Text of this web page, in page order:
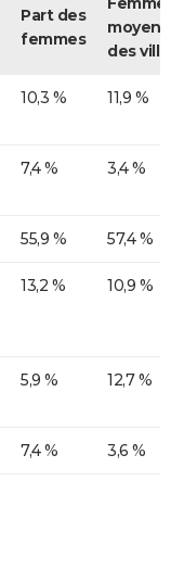
Part des
femmes
des
10,3 % 11,9 %
7,4 % 3,4 %
55,9 % 57,4 %
13,2 % 10,9 %
5,9 % 12,7 %
7,4 % 3,6 %